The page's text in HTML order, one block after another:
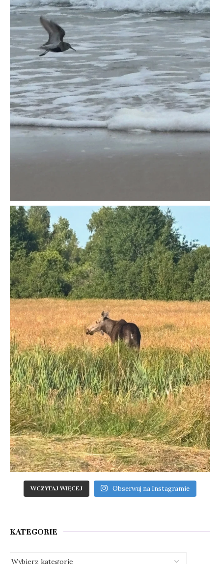
WCZYTAJ WIĘCEJ Obserwuj na Instagramie
KATEGORIE